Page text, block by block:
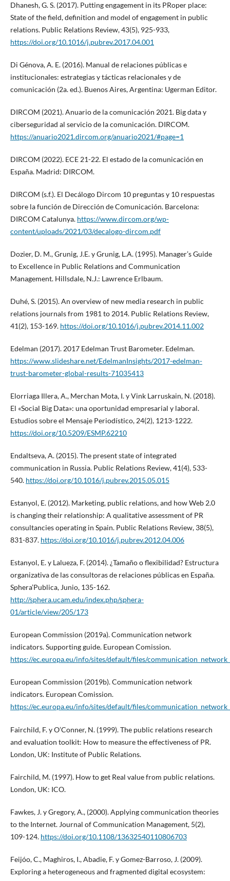
Dhanesh, G. S. (2017). Putting engagement in its PRoper place:
State of the field, definition and model of engagement in public
relations. Public Relations Review, 43(5), 925-933,
https://doi.org/10.1016/j.pubrev.2017.04.001
Di Génova, A. E. (2016). Manual de relaciones públicas e
institucionales: estrategias y tácticas relacionales y de
comunicación (2a. ed.). Buenos Aires, Argentina: Ugerman Editor.
DIRCOM (2021). Anuario de la comunicación 2021. Big data y
ciberseguridad al servicio de la comunicación. DIRCOM.
https://anuario2021.dircom.org/anuario2021/#page=1
DIRCOM (2022). ECE 21-22. El estado de la comunicación en
España. Madrid: DIRCOM.
DIRCOM (s.f.). El Decálogo Dircom 10 preguntas y 10 respuestas
sobre la función de Dirección de Comunicación. Barcelona:
DIRCOM Catalunya. https://www.dircom.org/wp-
content/uploads/2021/03/decalogo-dircom.pdf
Dozier, D. M., Grunig, J.E. y Grunig, L.A. (1995). Manager’s Guide
to Excellence in Public Relations and Communication
Management. Hillsdale, N.J.: Lawrence Erlbaum.
Duhé, S. (2015). An overview of new media research in public
relations journals from 1981 to 2014. Public Relations Review,
41(2), 153-169. https://doi.org/10.1016/j.pubrev.2014.11.002
Edelman (2017). 2017 Edelman Trust Barometer. Edelman.
https://www.slideshare.net/EdelmanInsights/2017-edelman-
trust-barometer-global-results-71035413
Elorriaga Illera, A., Merchan Mota, I. y Vink Larruskain, N. (2018).
El «Social Big Data»: una oportunidad empresarial y laboral.
Estudios sobre el Mensaje Periodístico, 24(2), 1213-1222.
https://doi.org/10.5209/ESMP.62210
Endaltseva, A. (2015). The present state of integrated
communication in Russia. Public Relations Review, 41(4), 533-
540. https://doi.org/10.1016/j.pubrev.2015.05.015
Estanyol, E. (2012). Marketing, public relations, and how Web 2.0
is changing their relationship: A qualitative assessment of PR
consultancies operating in Spain. Public Relations Review, 38(5),
831-837. https://doi.org/10.1016/j.pubrev.2012.04.006
Estanyol, E. y Lalueza, F. (2014). ¿Tamaño o flexibilidad? Estructura
organizativa de las consultoras de relaciones públicas en España.
Sphera’Publica, Junio, 135-162.
http://sphera.ucam.edu/index.php/sphera-
01/article/view/205/173
European Commission (2019a). Communication network
indicators. Supporting guide. European Comission.
https://ec.europa.eu/info/sites/default/files/
European Commission (2019b). Communication network
indicators. European Comission.
https://ec.europa.eu/info/sites/default/files/
Fairchild, F. y O’Conner, N. (1999). The public relations research
and evaluation toolkit: How to measure the effectiveness of PR.
London, UK: Institute of Public Relations.
Fairchild, M. (1997). How to get Real value from public relations.
London, UK: ICO.
Fawkes, J. y Gregory, A., (2000). Applying communication theories
to the Internet. Journal of Communication Management, 5(2),
109-124. https://doi.org/10.1108/13632540110806703
Feijóo, C., Maghiros, I., Abadie, F. y Gomez-Barroso, J. (2009).
Exploring a heterogeneous and fragmented digital ecosystem: